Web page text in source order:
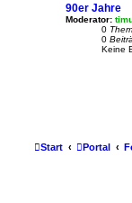
90er Jahre
Moderator:
0
0
Keine
Start Portal